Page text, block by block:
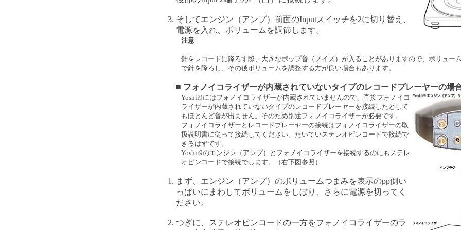
そしてエンジン（アンプ）前面のInputスイッチを2に切り替え、
電源を入れ、ボリュームを調節します。
注意
針をレコードに降ろす際、大きなポップ音（ノイズ）が入ることがありますので、ボリュー
で針を降ろし、その後ボリュームを調整する方が良い場合もあります。
■ フォノイコライザーが内蔵されていないタイプのレコードプレーヤーの場
Yoshii9にはフォノイコライザーが内蔵されていませんので、直接フォノイコ
ライザーが内蔵されていないタイプのレコードプレーヤーを接続したとして
もほとんど音が出ません。そのため別途フォノイコライザーが必要です。
フォノイコライザーとレコードプレーヤーの接続はフォノイコライザーの取
扱説明書に従って接続してください。たいていステレオピンコードで接続で
きるはずです。
Yoshii9のエンジン（アンプ）とフォノイコライザーを接続するのにもステレ
オピンコードで接続でします。（右下図参照）
まず、エンジン（アンプ）のボリュームつまみを表示のpp側い
っぱいにまわしてボリュームをしぼり、さらに電源を切ってく
ださい。
つぎに、ステレオピンコードの一方をフォノイコライザーのラ